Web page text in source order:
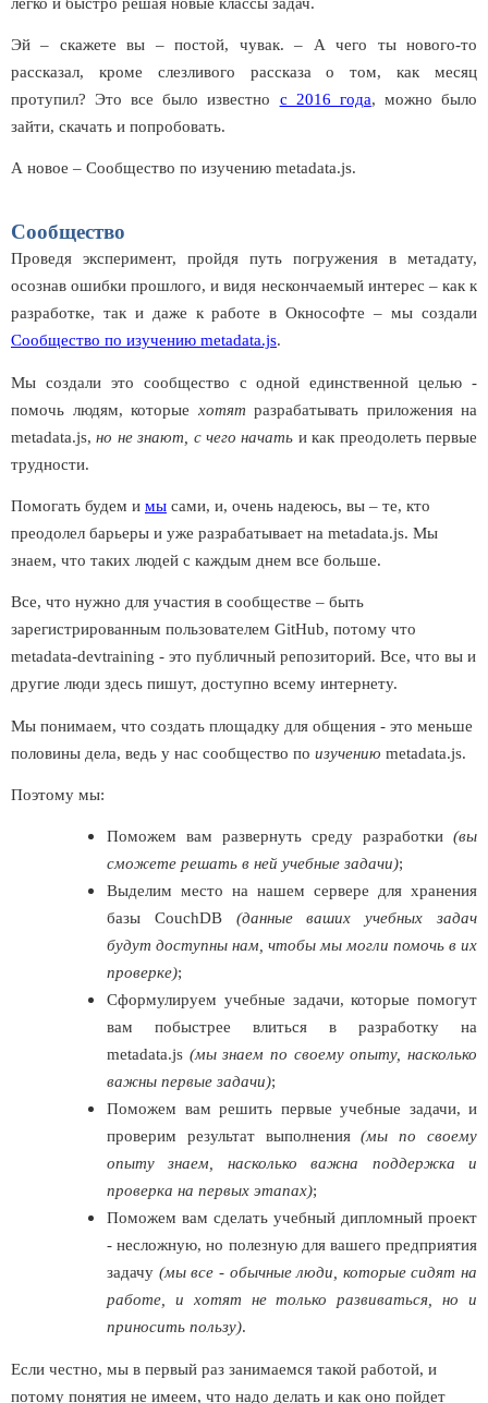
Эй – скажете вы – постой, чувак. – А чего ты нового-то
рассказал, кроме слезливого рассказа о том, как месяц
протупил? Это все было известно с 2016 года, можно было
зайти, скачать и попробовать.
А новое – Сообщество по изучению metadata.js.
Сообщество
Проведя эксперимент, пройдя путь погружения в метадату,
осознав ошибки прошлого, и видя нескончаемый интерес – как к
разработке, так и даже к работе в Окнософте – мы создали
Сообщество по изучению metadata.js.
Мы создали это сообщество с одной единственной целью -
помочь людям, которые хотят разрабатывать приложения на
metadata.js,но не знают, с чего начать и как преодолеть первые
трудности.
Помогать будем и мы сами, и, очень надеюсь, вы – те, кто
преодолел барьеры и уже разрабатывает на metadata.js. Мы
знаем, что таких людей с каждым днем все больше.
Все, что нужно для участия в сообществе – быть
зарегистрированным пользователем GitHub, потому что
metadata-devtraining - это публичный репозиторий. Все, что вы и
другие люди здесь пишут, доступно всему интернету.
Мы понимаем, что создать площадку для общения - это меньше
половины дела, ведь у нас сообщество по изучению metadata.js.
Поэтому мы:
Поможем вам развернуть среду разработки (вы
сможете решать в ней учебные задачи);
Выделим место на нашем сервере для хранения
базы CouchDB (данные ваших учебных задач
будут доступны нам, чтобы мы могли помочь в их
проверке);
Сформулируем учебные задачи, которые помогут
вам побыстрее влиться в разработку на
metadata.js (мы знаем по своему опыту, насколько
важны первые задачи);
Поможем вам решить первые учебные задачи, и
проверим результат выполнения(мы по своему
опыту знаем, насколько важна поддержка и
проверка на первых этапах);
Поможем вам сделать учебный дипломный проект
- несложную, но полезную для вашего предприятия
задачу (мы все - обычные люди, которые сидят на
работе, и хотят не только развиваться, но и
приносить пользу).
Если честно, мы в первый раз занимаемся такой работой, и
потому понятия не имеем, что надо делать и как оно пойдет